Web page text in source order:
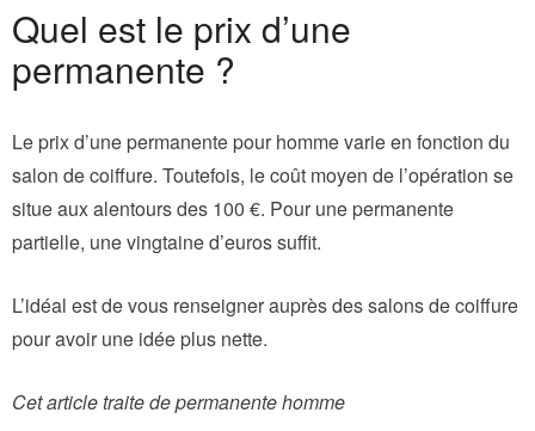
Quel est le prix d’une
permanente ?
Le prix d’une permanente pour homme varie en fonction du
salon de coiffure. Toutefois, le coût moyen de l’opération se
situe aux alentours des 100 €. Pour une permanente
partielle, une vingtaine d’euros suffit.
L’idéal est de vous renseigner auprès des salons de coiffure
pour avoir une idée plus nette.
Cet article traite de permanente homme